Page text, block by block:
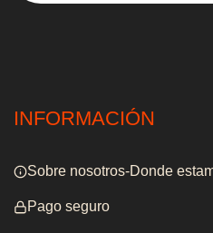
INFORMACIÓN
Sobre nosotros-Donde
Pago seguro